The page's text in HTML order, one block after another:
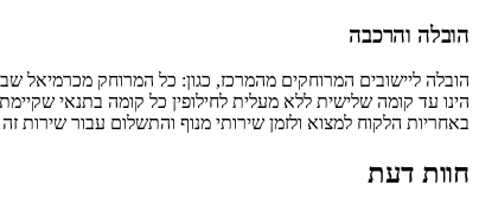
הובלה והרכבה
באחריות הלקוח למצוא ולזמן שירותי מנוף והתשלום עבור שירות
חוות דעת